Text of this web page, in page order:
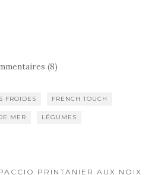
(8)
FROIDES FRENCH TOUCH
MER LÉGUMES
PRINTANIER AUX NOIX